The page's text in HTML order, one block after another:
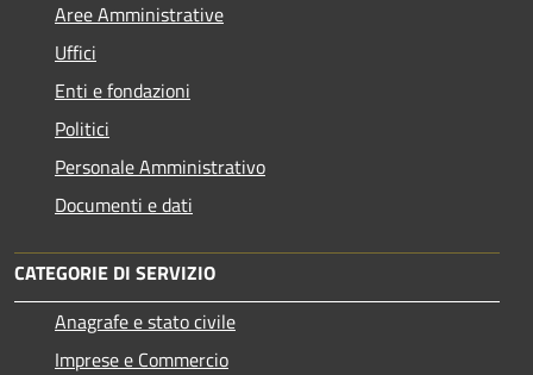
Aree Amministrative
Uffici
Enti e fondazioni
Politici
Personale Amministrativo
Documenti e dati
CATEGORIE DI SERVIZIO
Anagrafe e stato civile
Imprese e Commercio